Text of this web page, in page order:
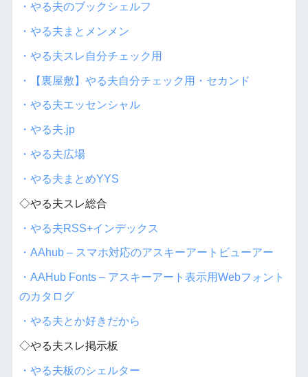
・やる夫のブックシェルフ
・やる夫まとメンメン
・やる夫スレ自分チェック用
・【裏屋敷】やる夫自分チェック用・セカンド
・やる夫エッセンシャル
・やる夫.jp
・やる夫広場
・やる夫まとめYYS
◇やる夫スレ総合
・やる夫RSS+インデックス
・AAhub – スマホ対応のアスキーアートビューアー
・AAHub Fonts – アスキーアート表示用Webフォント
のカタログ
・やる夫とか好きだから
◇やる夫スレ掲示板
・やる夫板のシェルター